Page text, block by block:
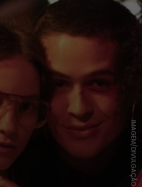
IMAGEM/DIVULGAÇÃO